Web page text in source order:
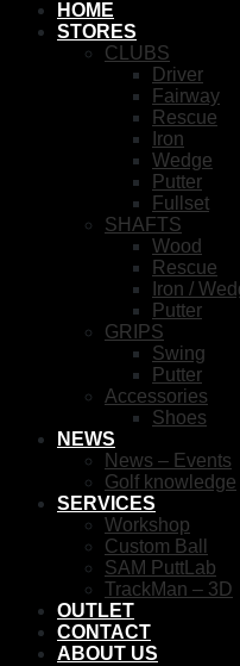
HOME
STORES
CLUBS
Driver
Fairway
Rescue
Iron
Wedge
Putter
Fullset
SHAFTS
Wood
Rescue
Iron /
Putter
GRIPS
Swing
Putter
Accessories
Shoes
NEWS
News – Events
Golf knowledge
SERVICES
Workshop
Custom Ball
SAM PuttLab
TrackMan – 3D
OUTLET
CONTACT
ABOUT US